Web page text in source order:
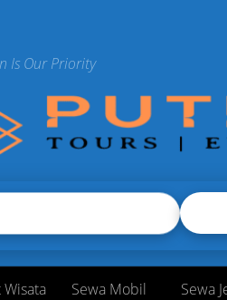
Is Our Priority
Wisata Sewa Mobil Sewa